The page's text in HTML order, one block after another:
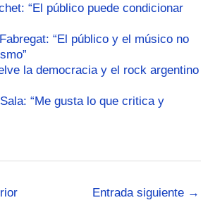
“El público puede condicionar
“El público y el músico no
la democracia y el rock argentino
“Me gusta lo que critica y
Entrada siguiente →